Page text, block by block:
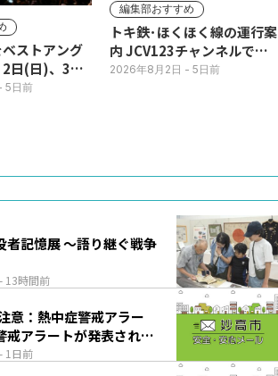
ストアング
2日(日)、3日
5日前
編集部おすすめ
トキ鉄･ほくほく線の運行案
内 JCV123チャンネルで平
日毎朝表示
2026年8月2日 - 5日前
- 13時間前
者記憶展 ～語り継ぐ戦争
- 1日前
意：熱中症警戒アラー
戒アラートが発表されて